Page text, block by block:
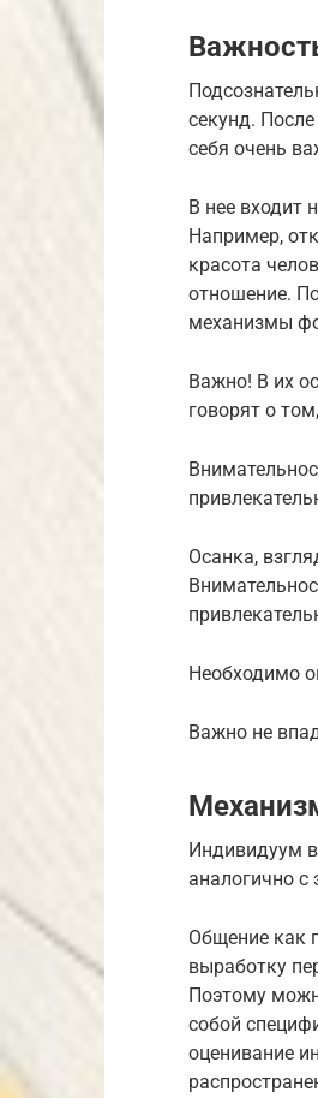
секунд.
себя очень
В нее входит
Например,
красота
отношение.
механизмы
Важно! В их
говорят о
Осанка,
Необходимо
Важно не
Индивидуум
аналогично
Общение как
выработку
Поэтому
собой
оценивание